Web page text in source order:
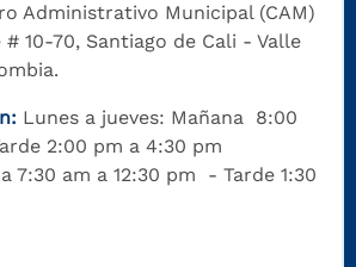
Administrativo Municipal (CAM)
10-70, Santiago de Cali - Valle
Lunes a jueves: Mañana 8:00
2:00 pm a 4:30 pm
7:30 am a 12:30 pm - Tarde 1:30